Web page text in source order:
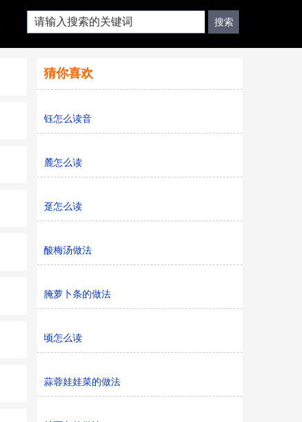
猜你喜欢
钰怎么读音
麓怎么读
趸怎么读
酸梅汤做法
腌萝卜条的做法
顷怎么读
蒜蓉娃娃菜的做法